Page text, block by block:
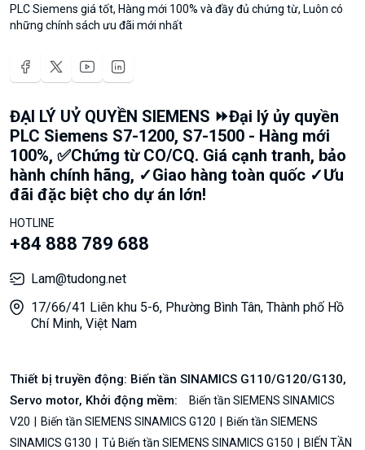
PLC Siemens giá tốt, Hàng mới 100% và đầy đủ chứng từ, Luôn có
những chính sách ưu đãi mới nhất
ĐẠI LÝ UỶ QUYỀN SIEMENS ⏩Đại lý ủy quyền
PLC Siemens S7-1200, S7-1500 - Hàng mới
100%, ✅Chứng từ CO/CQ. Giá cạnh tranh, bảo
hành chính hãng, ✓Giao hàng toàn quốc ✓Ưu
đãi đặc biệt cho dự án lớn!
HOTLINE
+84 888 789 688
Lam@tudong.net
17/66/41 Liên khu 5-6, Phường Bình Tân, Thành phố Hồ
Chí Minh, Việt Nam
Thiết bị truyền động: Biến tần SINAMICS G110/G120/G130,
Servo motor, Khởi động mềm:
Biến tần SIEMENS SINAMICS
V20
Biến tần SIEMENS SINAMICS G120
Biến tần SIEMENS
SINAMICS G130
Tủ Biến tần SIEMENS SINAMICS G150 BIẾN TẦN